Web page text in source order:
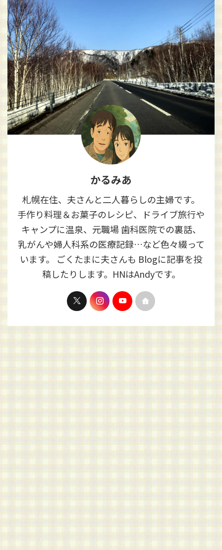
かるみあ
札幌在住、夫さんと二人暮らしの主婦です。
手作り料理＆お菓子のレシピ、ドライブ旅行や
キャンプに温泉、元職場 歯科医院での裏話、
乳がんや婦人科系の医療記録…など色々綴って
います。 ごくたまに夫さんも Blogに記事を投
稿したりします。HNはAndyです。